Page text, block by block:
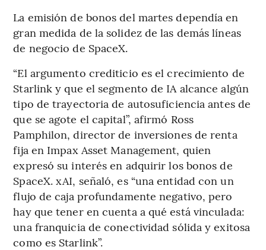
La emisión de bonos del martes dependía en
gran medida de la solidez de las demás líneas
de negocio de SpaceX.
“El argumento crediticio es el crecimiento de
Starlink y que el segmento de IA alcance algún
tipo de trayectoria de autosuficiencia antes de
que se agote el capital”, afirmó Ross
Pamphilon, director de inversiones de renta
fija en Impax Asset Management, quien
expresó su interés en adquirir los bonos de
SpaceX. xAI, señaló, es “una entidad con un
flujo de caja profundamente negativo, pero
hay que tener en cuenta a qué está vinculada:
una franquicia de conectividad sólida y exitosa
como es Starlink”.